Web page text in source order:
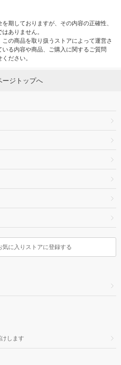
期しておりますが、その内容の正確性、
ありません。
の商品を取り扱うストアによって運営さ
る内容や商品、ご購入に関するご質問
ださい。
ージトップへ
気に入りストアに登録する
します